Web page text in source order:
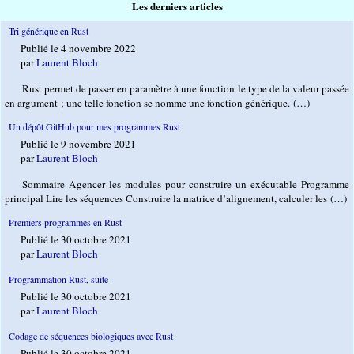
Les derniers articles
Tri générique en Rust
Publié le 4 novembre 2022
parLaurent Bloch
Rust permet de passer en paramètre à une fonction le type de la valeur passée
en argument ; une telle fonction se nomme une fonction générique. (…)
Un dépôt GitHub pour mes programmes Rust
Publié le 9 novembre 2021
parLaurent Bloch
Sommaire Agencer les modules pour construire un exécutable Programme
principal Lire les séquences Construire la matrice d’alignement, calculer les (…)
Premiers programmes en Rust
Publié le 30 octobre 2021
parLaurent Bloch
Programmation Rust, suite
Publié le 30 octobre 2021
parLaurent Bloch
Codage de séquences biologiques avec Rust